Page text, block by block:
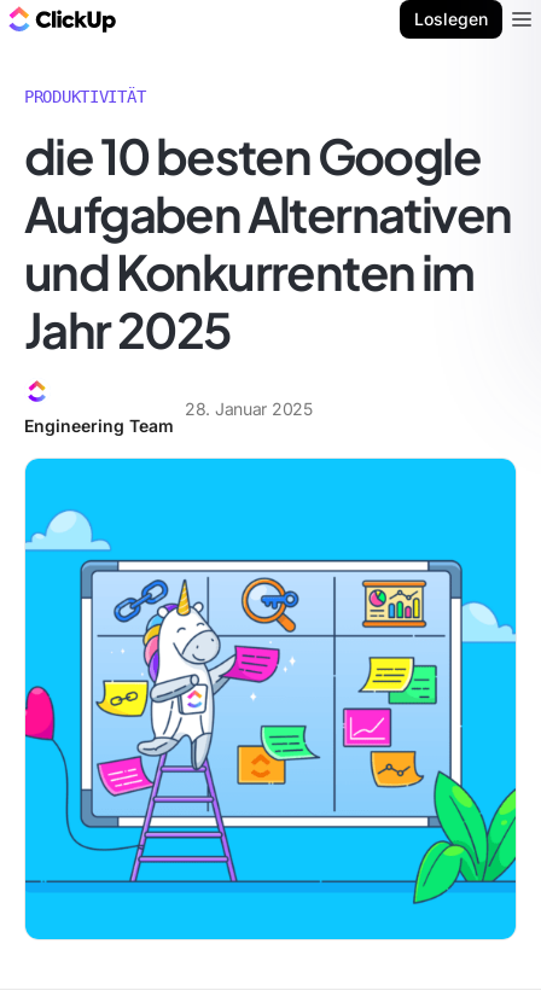
Loslegen
PRODUKTIVITÄT
die 10 besten Google
Aufgaben Alternativen
und Konkurrenten im
Jahr 2025
Engineering Team
28. Januar 2025